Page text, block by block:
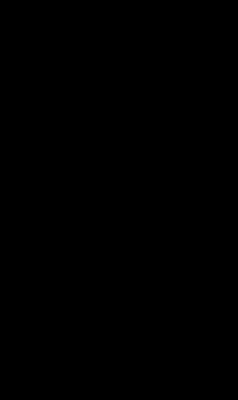
par catégories